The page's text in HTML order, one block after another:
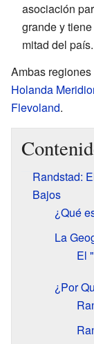
asociación
grande y
mitad del país.
Ambas
Holanda
Flevoland.
Randstad:
Bajos
¿Qué
La
El
¿Por